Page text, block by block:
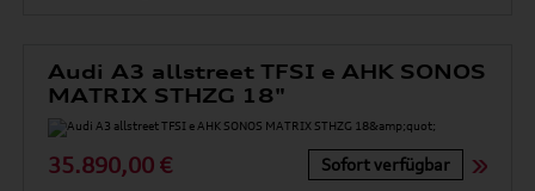
Audi A3 allstreet TFSI e AHK SONOS
MATRIX STHZG 18"
35.890,00 € Sofort verfügbar